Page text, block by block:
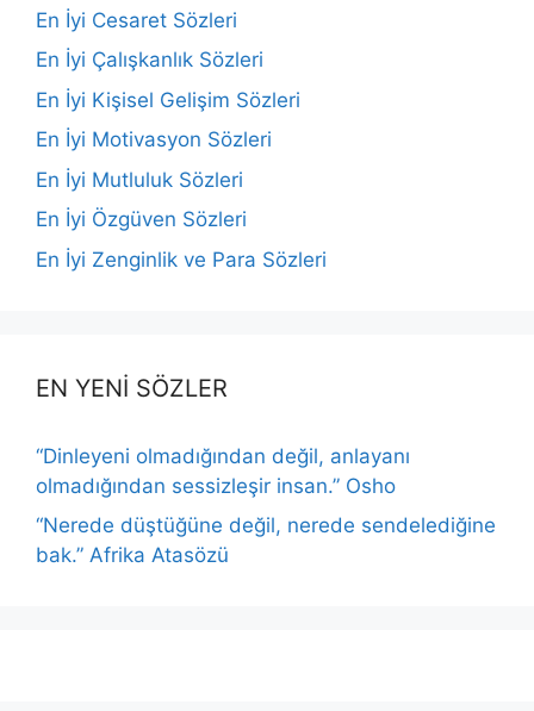
En İyi Cesaret Sözleri
En İyi Çalışkanlık Sözleri
En İyi Kişisel Gelişim Sözleri
En İyi Motivasyon Sözleri
En İyi Mutluluk Sözleri
En İyi Özgüven Sözleri
En İyi Zenginlik ve Para Sözleri
EN YENİ SÖZLER
“Dinleyeni olmadığından değil, anlayanı
olmadığından sessizleşir insan.” Osho
“Nerede düştüğüne değil, nerede sendelediğine
bak.” Afrika Atasözü